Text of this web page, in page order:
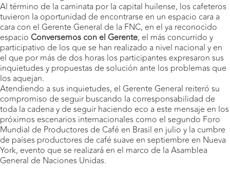
Al término de la caminata por la capital huilense, los cafeteros
tuvieron la oportunidad de encontrarse en un espacio cara a
cara con el Gerente General de la FNC, en el ya reconocido
espacio Conversemos con el Gerente, el más concurrido y
participativo de los que se han realizado a nivel nacional y en
el que por más de dos horas los participantes expresaron sus
inquietudes y propuestas de solución ante los problemas que
los aquejan.
Atendiendo a sus inquietudes, el Gerente General reiteró su
compromiso de seguir buscando la corresponsabilidad de
toda la cadena y de seguir haciendo eco a este mensaje en los
próximos escenarios internacionales como el segundo Foro
Mundial de Productores de Café en Brasil en julio y la cumbre
de países productores de café suave en septiembre en Nueva
York, evento que se realizará en el marco de la Asamblea
General de Naciones Unidas.